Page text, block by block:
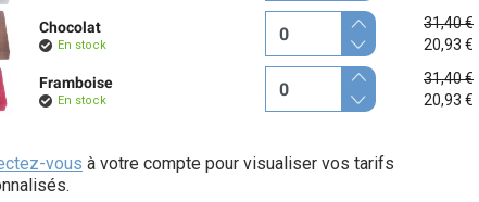
Chocolat
En stock
31,40 €
20,93 €
Framboise
En stock
31,40 €
20,93 €
vous à votre compte pour visualiser vos tarifs